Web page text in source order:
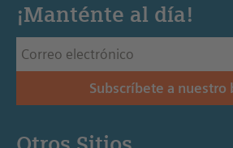
¡Manténte al día!
Subscríbete a nuestro